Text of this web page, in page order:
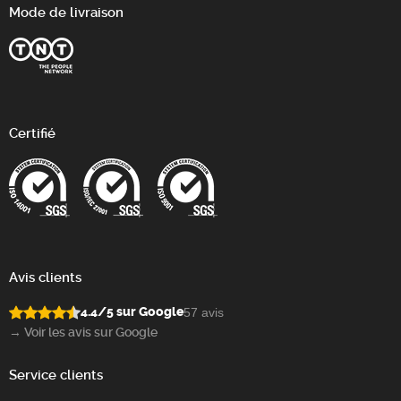
Mode de livraison
Certifié
Avis clients
4.4/5 sur Google57 avis
→ Voir les avis sur Google
Service clients